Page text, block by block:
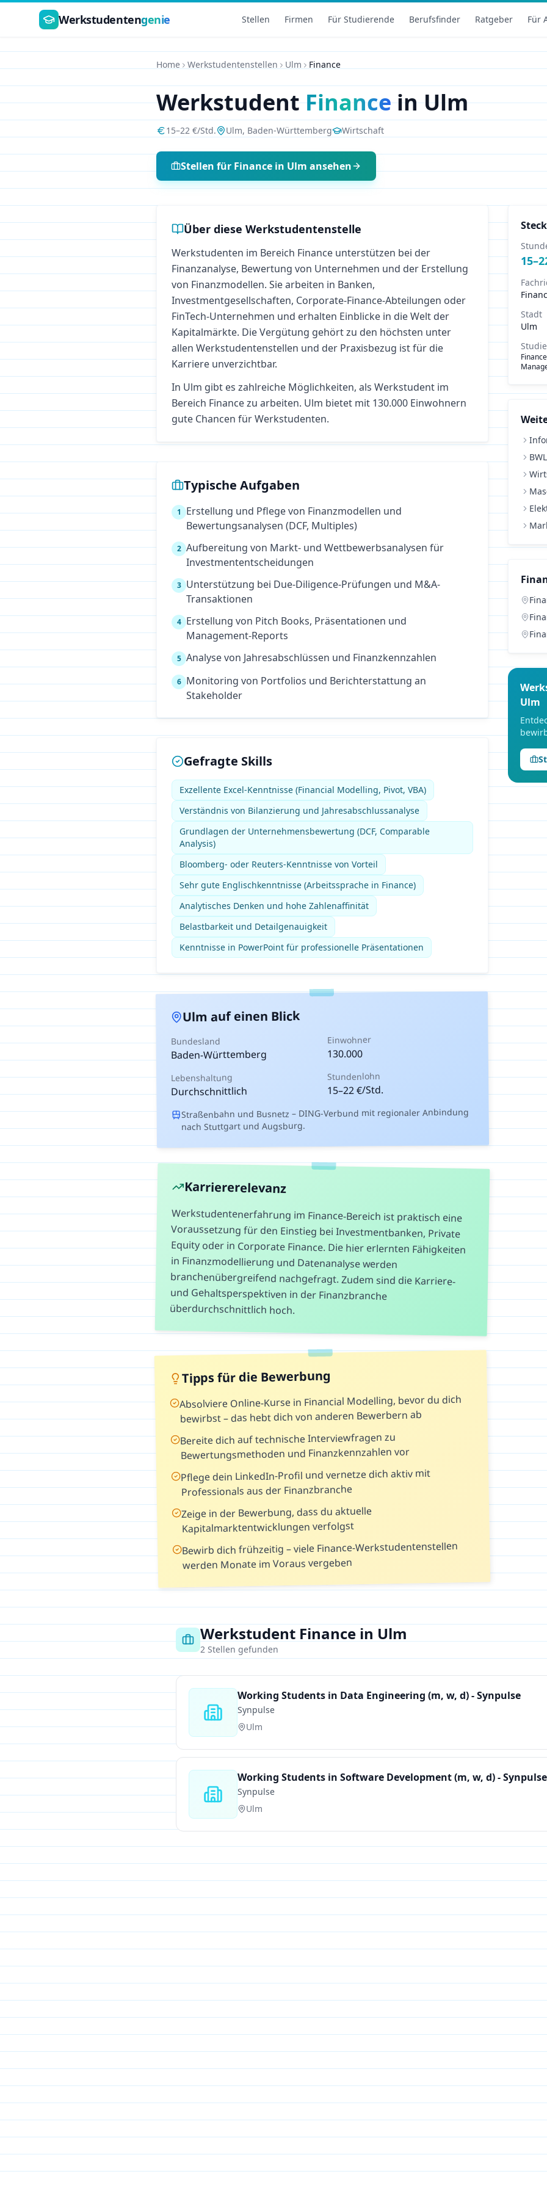
Zum Hauptinhalt springen
Werkstudentengenie Stellen Firmen Für Studierende Berufsfinder Ratgeber Für
Home Werkstudentenstellen Ulm Finance
WerkstudentFinanceinUlm
15–22 €/Std. Ulm, Baden-Württemberg Wirtschaft
Stellen für Finance in Ulm ansehen
Über diese Werkstudentenstelle
Werkstudenten im Bereich Finance unterstützen bei der
Finanzanalyse, Bewertung von Unternehmen und der Erstellung
von Finanzmodellen. Sie arbeiten in Banken,
Investmentgesellschaften, Corporate-Finance-Abteilungen oder
FinTech-Unternehmen und erhalten Einblicke in die Welt der
Kapitalmärkte. Die Vergütung gehört zu den höchsten unter
allen Werkstudentenstellen und der Praxisbezug ist für die
Karriere unverzichtbar.
In Ulm gibt es zahlreiche Möglichkeiten, als Werkstudent im
Bereich Financezu arbeiten. Ulm bietet mit 130.000 Einwohnern
gute Chancen für Werkstudenten.
Typische Aufgaben
1
Erstellung und Pflege von Finanzmodellen und
Bewertungsanalysen (DCF, Multiples)
2 Aufbereitung von Markt- und Wettbewerbsanalysen für
Investmententscheidungen
3 Unterstützung bei Due-Diligence-Prüfungen und M&A-
Transaktionen
4 Erstellung von Pitch Books, Präsentationen und
Management-Reports
5 Analyse von Jahresabschlüssen und Finanzkennzahlen
6 Monitoring von Portfolios und Berichterstattung an
Stakeholder
Gefragte Skills
Exzellente Excel-Kenntnisse (Financial Modelling, Pivot, VBA)
Verständnis von Bilanzierung und Jahresabschlussanalyse
Grundlagen der Unternehmensbewertung (DCF, Comparable
Analysis)
Bloomberg- oder Reuters-Kenntnisse von Vorteil
Sehr gute Englischkenntnisse (Arbeitssprache in Finance)
Analytisches Denken und hohe Zahlenaffinität
Belastbarkeit und Detailgenauigkeit
Kenntnisse in PowerPoint für professionelle Präsentationen
Ulm auf einen Blick
Bundesland
Baden-Württemberg
Einwohner
130.000
Lebenshaltung
Durchschnittlich
Stundenlohn
15–22€/Std.
Straßenbahn und Busnetz – DING-Verbund mit regionaler Anbindung
nach Stuttgart und Augsburg.
Karriererelevanz
Werkstudentenerfahrung im Finance-Bereich ist praktisch eine
Voraussetzung für den Einstieg bei Investmentbanken, Private
Equity oder in Corporate Finance. Die hier erlernten Fähigkeiten
in Finanzmodellierung und Datenanalyse werden
branchenübergreifend nachgefragt. Zudem sind die Karriere-
und Gehaltsperspektiven in der Finanzbranche
überdurchschnittlich hoch.
Tipps für die Bewerbung
Absolviere Online-Kurse in Financial Modelling, bevor du dich
bewirbst – das hebt dich von anderen Bewerbern ab
Bereite dich auf technische Interviewfragen zu
Bewertungsmethoden und Finanzkennzahlen vor
Pflege dein LinkedIn-Profil und vernetze dich aktiv mit
Professionals aus der Finanzbranche
Zeige in der Bewerbung, dass du aktuelle
Kapitalmarktentwicklungen verfolgst
Bewirb dich frühzeitig – viele Finance-Werkstudentenstellen
werden Monate im Voraus vergeben
15–
Stadt
Ulm
BWL
Ulm
Werkstudent Finance in Ulm
2 Stellen gefunden
Working Students in Data Engineering (m, w, d) - Synpulse
Synpulse
Ulm
Working Students in Software Development (m, w, d) - Synpulse
Synpulse
Ulm